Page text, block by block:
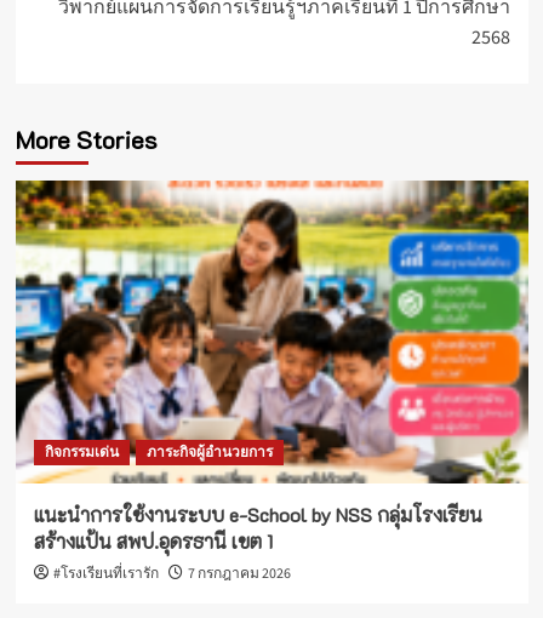
วิพากย์แผนการจัดการเรียนรู้ฯภาคเรียนที่ 1 ปีการศึกษา
2568
More Stories
กิจกรรมเด่น ภาระกิจผู้อำนวยการ
แนะนำการใช้งานระบบ e-School by NSS กลุ่มโรงเรียน
สร้างแป้น สพป.อุดรธานี เขต 1
#โรงเรียนที่เรารัก 7 กรกฎาคม 2026